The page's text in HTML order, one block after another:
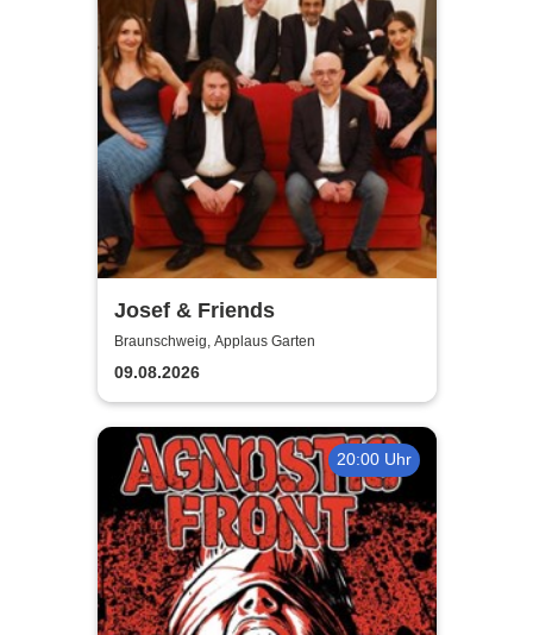
Josef & Friends
Braunschweig, Applaus Garten
09.08.2026
20:00 Uhr